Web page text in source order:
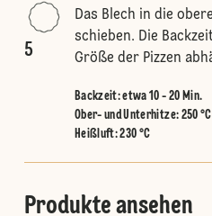
5
Das Blech in die
schieben. Die
Größe der Pizzen
Backzeit: etwa 10 - 20 Min.
Ober- und Unterhitze: 250 °C
Heißluft:230 °C
Produkte ansehen